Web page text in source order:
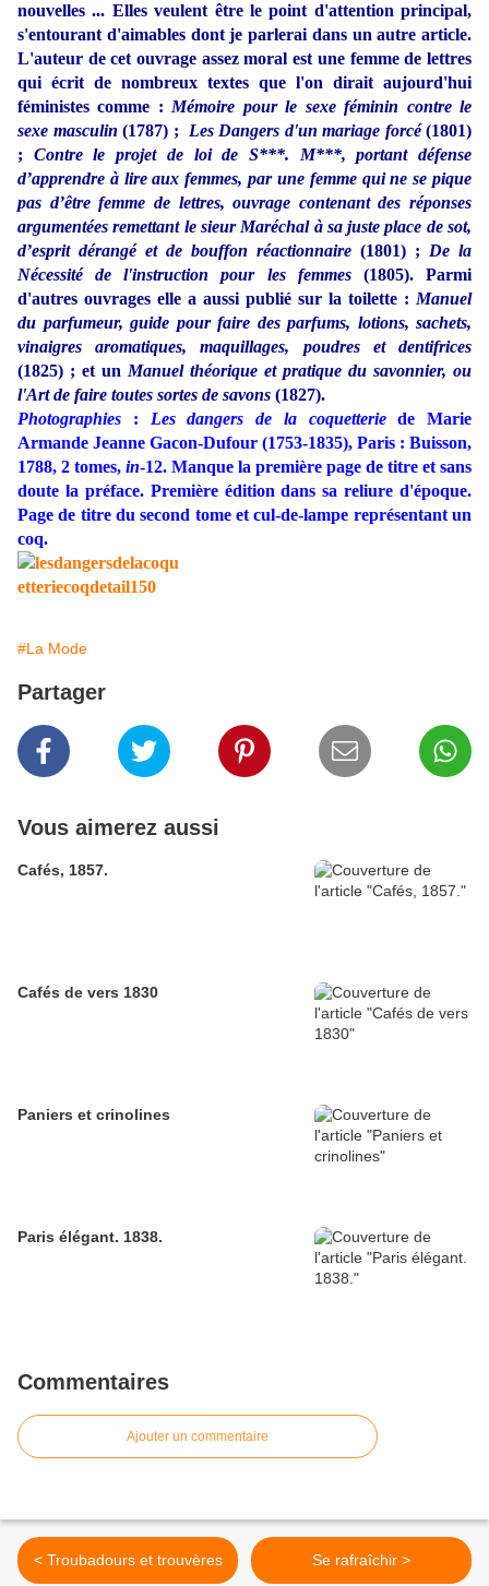
nouvelles ... Elles veulent être le point d'attention principal,
s'entourant d'aimables dont je parlerai dans un autre article.
L'auteur de cet ouvrage assez moral est une femme de lettres
qui écrit de nombreux textes que l'on dirait aujourd'hui
féministes comme : Mémoire pour le sexe féminin contre le
sexe masculin (1787) ; Les Dangers d'un mariage forcé(1801)
; Contre le projet de loi de S***. M***, portant défense
d’apprendre à lire aux femmes, par une femme qui ne se pique
pas d’être femme de lettres, ouvrage contenant des réponses
argumentées remettant le sieur Maréchal à sa juste place de sot,
d’esprit dérangé et de bouffon réactionnaire (1801) ; De la
Nécessité de l'instruction pour les femmes(1805). Parmi
d'autres ouvrages elle a aussi publié sur la toilette : Manuel
du parfumeur, guide pour faire des parfums, lotions, sachets,
vinaigres aromatiques, maquillages, poudres et dentifrices
(1825) ; et un Manuel théorique et pratique du savonnier, ou
l'Art de faire toutes sortes de savons (1827).
Photographies : Les dangers de la coquetteriede Marie
Armande Jeanne Gacon-Dufour (1753-1835), Paris : Buisson,
1788, 2 tomes, in-12. Manque la première page de titre et sans
doute la préface. Première édition dans sa reliure d'époque.
Page de titre du second tome et cul-de-lampe représentant un
coq.
#La Mode
Partager
Vous aimerez aussi
Cafés, 1857.
Cafés de vers 1830
Paniers et crinolines
Paris élégant. 1838.
Commentaires
Ajouter un commentaire
< Troubadours et trouvères Se rafraîchir >